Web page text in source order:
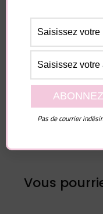
Navigation
d'article
Article précédent
Femmes Font Et
Les Hommes
ADORENT
Vous
Pas de courrier